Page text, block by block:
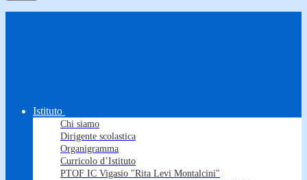
Istituto
Chi siamo
Dirigente scolastica
Organigramma
Curricolo d’Istituto
PTOF IC Vigasio "Rita Levi Montalcini"